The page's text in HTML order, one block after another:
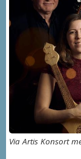
Via Artis Konsort